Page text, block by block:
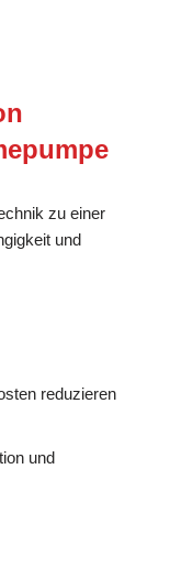
zu einer
und
reduzieren
und